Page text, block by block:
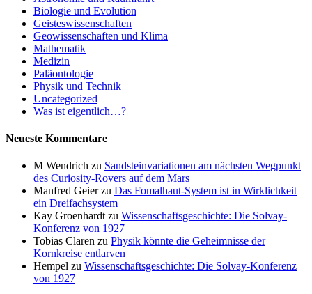
Biologie und Evolution
Geisteswissenschaften
Geowissenschaften und Klima
Mathematik
Medizin
Paläontologie
Physik und Technik
Uncategorized
Was ist eigentlich…?
Neueste Kommentare
M Wendrich zu Sandsteinvariationen am nächsten Wegpunkt
des Curiosity-Rovers auf dem Mars
Manfred Geierzu Das Fomalhaut-System ist in Wirklichkeit
ein Dreifachsystem
Kay Groenhardt zu Wissenschaftsgeschichte: Die Solvay-
Konferenz von 1927
Tobias Claren zu Physik könnte die Geheimnisse der
Kornkreise entlarven
Hempel zu Wissenschaftsgeschichte: Die Solvay-Konferenz
von 1927